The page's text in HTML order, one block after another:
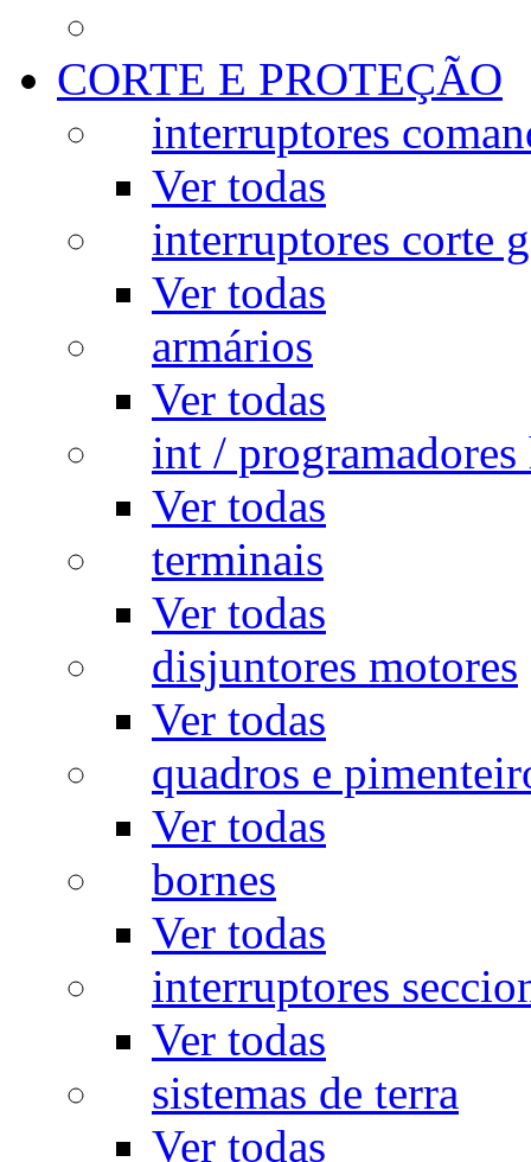
CORTE E PROTEÇÃO
interruptores
Ver todas
interruptores corte
Ver todas
armários
Ver todas
int / programadores
Ver todas
terminais
Ver todas
disjuntores motores
Ver todas
quadros e
Ver todas
bornes
Ver todas
interruptores
Ver todas
sistemas de terra
Ver todas